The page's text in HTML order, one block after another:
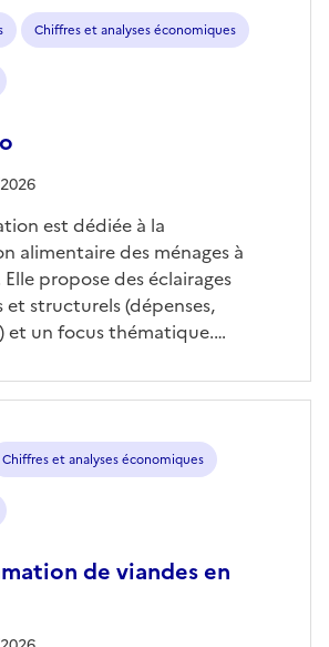
Chiffres et analyses économiques
est dédiée à la
alimentaire des ménages à
propose des éclairages
structurels (dépenses,
et un focus thématique.…
Chiffres et analyses économiques
de viandes en